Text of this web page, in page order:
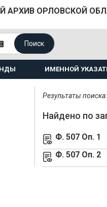
АРХИВ ОРЛОВСКОЙ
Поиск
ИМЕННОЙ
Результаты
Найдено по
Ф. 507 Оп. 1
Ф. 507 Оп. 2